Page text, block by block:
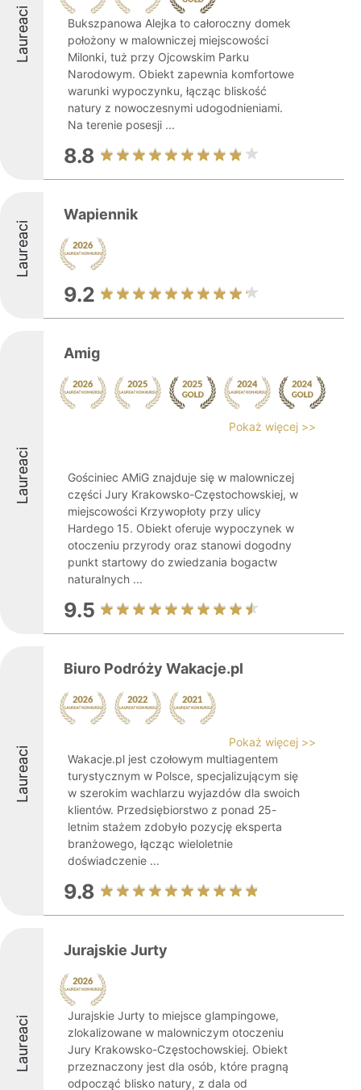
Laureaci
Bukszpanowa Alejka to całoroczny domek
położony w malowniczej miejscowości
Milonki, tuż przy Ojcowskim Parku
Narodowym. Obiekt zapewnia komfortowe
warunki wypoczynku, łącząc bliskość
natury z nowoczesnymi udogodnieniami.
Na terenie posesji ...
8.8
Laureaci
Wapiennik
9.2
Laureaci
Amig
Pokaż więcej >>
Gościniec AMiG znajduje się w malowniczej
części Jury Krakowsko-Częstochowskiej, w
miejscowości Krzywopłoty przy ulicy
Hardego 15. Obiekt oferuje wypoczynek w
otoczeniu przyrody oraz stanowi dogodny
punkt startowy do zwiedzania bogactw
naturalnych ...
9.5
Laureaci
Biuro Podróży Wakacje.pl
Pokaż więcej >>
Wakacje.pl jest czołowym multiagentem
turystycznym w Polsce, specjalizującym się
w szerokim wachlarzu wyjazdów dla swoich
klientów. Przedsiębiorstwo z ponad 25-
letnim stażem zdobyło pozycję eksperta
branżowego, łącząc wieloletnie
doświadczenie ...
9.8
Laureaci
Jurajskie Jurty
Jurajskie Jurty to miejsce glampingowe,
zlokalizowane w malowniczym otoczeniu
Jury Krakowsko-Częstochowskiej. Obiekt
przeznaczony jest dla osób, które pragną
odpocząć blisko natury, z dala od